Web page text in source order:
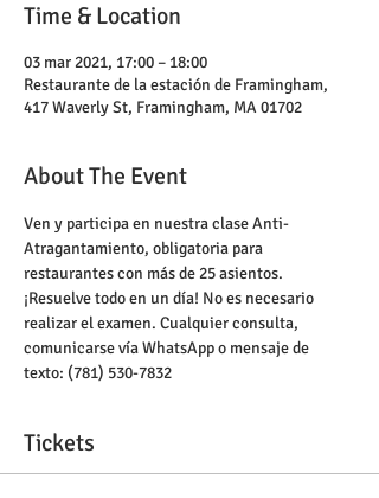
Time & Location
03 mar 2021, 17:00 – 18:00
Restaurante de la estación de Framingham,
417 Waverly St, Framingham, MA 01702
About The Event
Ven y participa en nuestra clase Anti-
Atragantamiento, obligatoria para
restaurantes con más de 25 asientos.
¡Resuelve todo en un día! No es necesario
realizar el examen. Cualquier consulta,
comunicarse vía WhatsApp o mensaje de
texto: (781) 530-7832
Tickets